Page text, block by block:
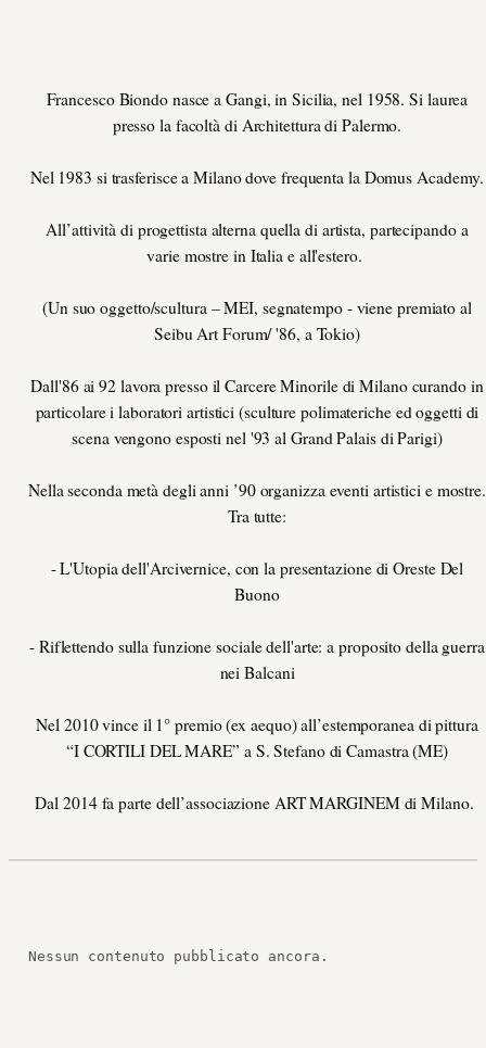
Francesco Biondo nasce a Gangi, in Sicilia, nel 1958. Si laurea
presso la facoltà di Architettura di Palermo.
Nel 1983 si trasferisce a Milano dove frequenta la Domus Academy.
All’attività di progettista alterna quella di artista, partecipando a
varie mostre in Italia e all'estero.
(Un suo oggetto/scultura – MEI, segnatempo - viene premiato al
Seibu Art Forum/ '86, a Tokio)
Dall'86 ai 92 lavora presso il Carcere Minorile di Milano curando in
particolare i laboratori artistici (sculture polimateriche ed oggetti di
scena vengono esposti nel '93 al Grand Palais di Parigi)
Nella seconda metà degli anni ’90 organizza eventi artistici e mostre.
Tra tutte:
- L'Utopia dell'Arcivernice, con la presentazione di Oreste Del
Buono
- Riflettendo sulla funzione sociale dell'arte: a proposito della guerra
nei Balcani
Nel 2010 vince il 1° premio (ex aequo) all’estemporanea di pittura
“I CORTILI DEL MARE” a S. Stefano di Camastra (ME)
Dal 2014 fa parte dell’associazione ART MARGINEM di Milano.
Nessun contenuto pubblicato ancora.